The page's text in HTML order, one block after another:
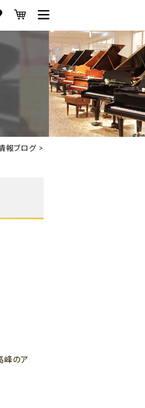
予約
約
報ブログ>
峰のア